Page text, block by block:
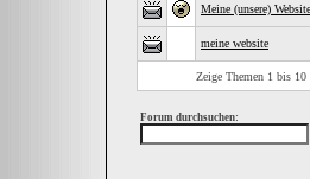
Meine (unsere)
meine website
Zeige Themen 1 bis
Forum durchsuchen: